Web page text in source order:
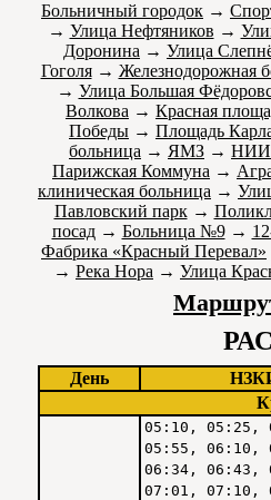
Больничный городок →
→ Улица Нефтяников →
Доронина → Улица
Гоголя→ Железнодорожная
→ Улица Большая
Волкова → Красная
Победы → Площадь
больница → ЯМЗ →
Парижская Коммуна →
клиническая больница →
Павловский парк→
посад→ Больница №9→
Фабрика «Красный Перевал»
→ Река Нора → Улица
День
05:10, 05:25,
05:55, 06:10,
06:34, 06:43,
07:01, 07:10,